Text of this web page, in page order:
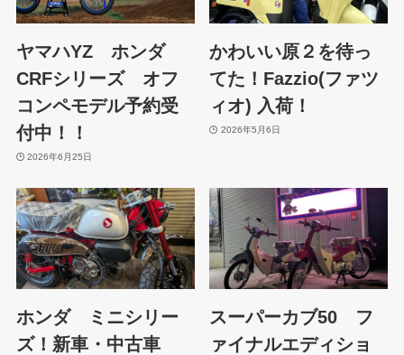
ヤマハYZ ホンダ
CRFシリーズ オフ
コンペモデル予約受
付中！！
2026年6月25日
かわいい原２を待っ
てた！Fazzio(ファツ
ィオ) 入荷！
2026年5月6日
ホンダ ミニシリー
ズ！新車・中古車
スーパーカブ50 フ
ァイナルエディショ